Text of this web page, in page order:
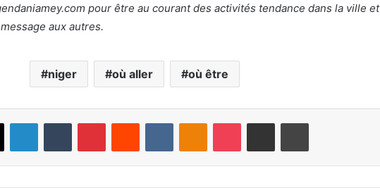
pour être au courant des activités tendance dans la ville et
aux autres.
niger où aller où être